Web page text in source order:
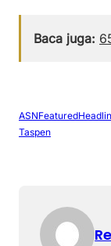
Baca juga:
ASNFeatured
Taspen